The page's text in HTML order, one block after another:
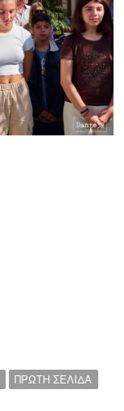
ΠΡΩΤΗ ΣΕΛΙΔΑ